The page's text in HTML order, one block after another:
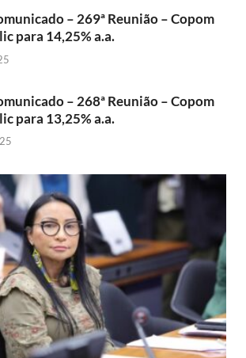
– 269ª Reunião – Copom
para 14,25% a.a.
– 268ª Reunião – Copom
para 13,25% a.a.